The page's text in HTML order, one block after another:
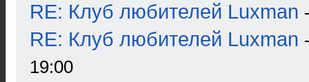
RE: Клуб любителей Luxman
RE: Клуб любителей Luxman
19:00